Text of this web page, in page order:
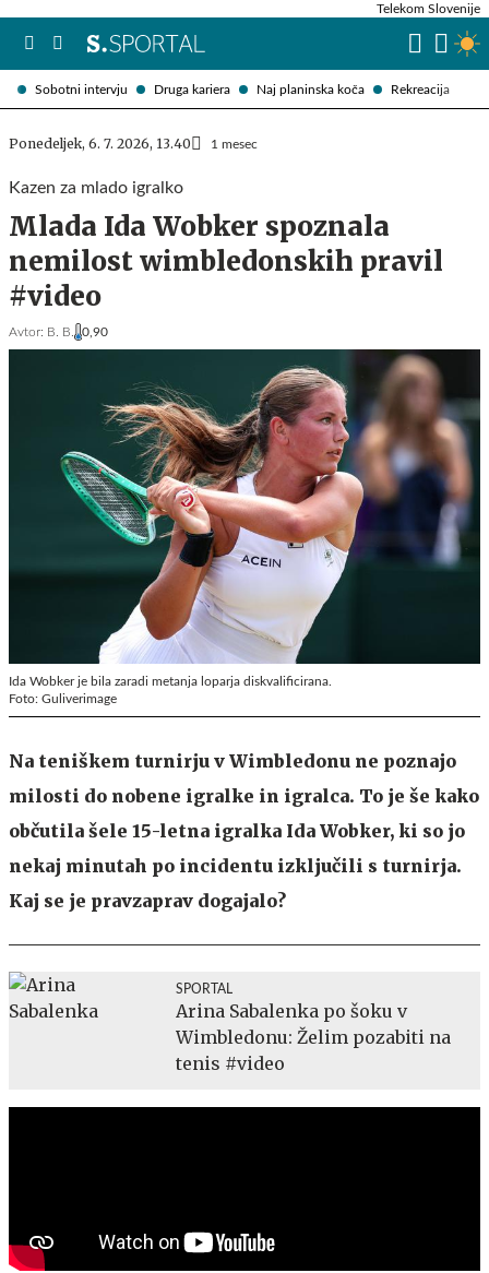
Sobotni intervju Druga kariera Naj planinska koča Rekreacija
Telekom Slovenije
Ponedeljek, 6. 7. 2026, 13.40 1 mesec
Kazen za mlado igralko
Mlada Ida Wobker spoznala
nemilost wimbledonskih pravil
#video
Avtor: B. B. 0,90
Ida Wobker je bila zaradi metanja loparja diskvalificirana.
Foto: Guliverimage
Na teniškem turnirju v Wimbledonu ne poznajo
milosti do nobene igralke in igralca. To je še kako
občutila šele 15-letna igralka Ida Wobker, ki so jo
nekaj minutah po incidentu izključili s turnirja.
Kaj se je pravzaprav dogajalo?
SPORTAL
Arina Sabalenka po šoku v
Wimbledonu: Želim pozabiti na
tenis #video